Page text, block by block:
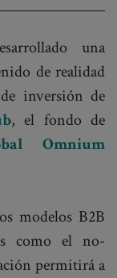
una
de realidad
inversión de
, el fondo de
Omnium
modelos B2B
como el no-
permitirá a